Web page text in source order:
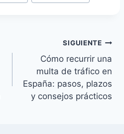
SIGUIENTE
Cómo recurrir una
multa de tráfico en
España: pasos, plazos
y consejos prácticos